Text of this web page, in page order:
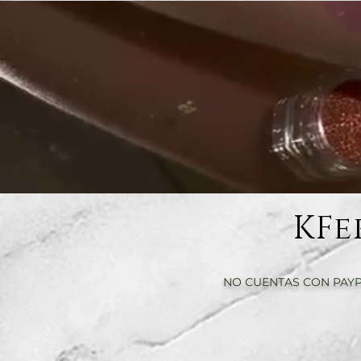
NO CUENTAS CON